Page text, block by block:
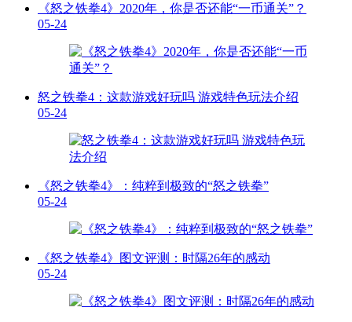
《怒之铁拳4》2020年，你是否还能“一币通关”？
05-24
怒之铁拳4：这款游戏好玩吗 游戏特色玩法介绍
05-24
《怒之铁拳4》：纯粹到极致的“怒之铁拳”
05-24
《怒之铁拳4》图文评测：时隔26年的感动
05-24